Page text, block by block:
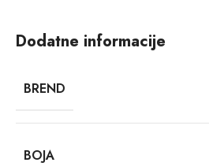
Dodatne informacije
BREND
BOJA